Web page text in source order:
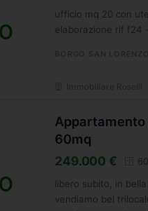
ufficio mq 20 con
elaborazione rif f24
60mq
249.000 €
libero subito, in
vendiamo bel